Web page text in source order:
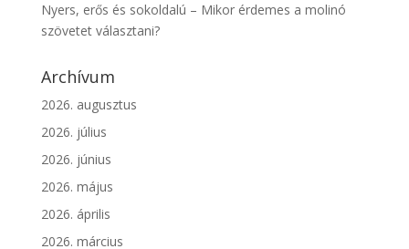
Nyers, erős és sokoldalú – Mikor érdemes a molinó
szövetet választani?
Archívum
2026. augusztus
2026. július
2026. június
2026. május
2026. április
2026. március